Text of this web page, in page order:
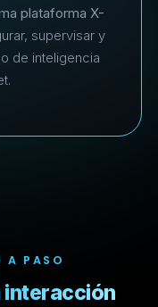
plataforma X-
supervisar y
de inteligencia
A PASO
interacción